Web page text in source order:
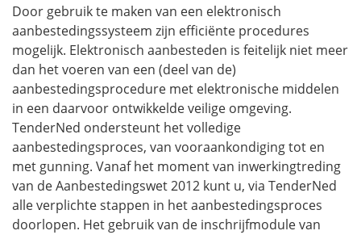
Door gebruik te maken van een elektronisch
aanbestedingssysteem zijn efficiënte procedures
mogelijk. Elektronisch aanbesteden is feitelijk niet meer
dan het voeren van een (deel van de)
aanbestedingsprocedure met elektronische middelen
in een daarvoor ontwikkelde veilige omgeving.
TenderNed ondersteunt het volledige
aanbestedingsproces, van vooraankondiging tot en
met gunning. Vanaf het moment van inwerkingtreding
van de Aanbestedingswet 2012 kunt u, via TenderNed
alle verplichte stappen in het aanbestedingsproces
doorlopen. Het gebruik van de inschrijfmodule van